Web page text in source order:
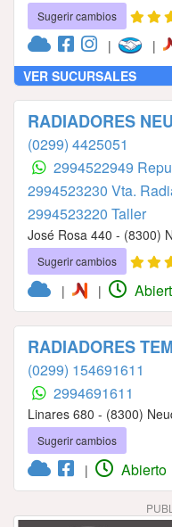
Sugerir cambios
| |
VER SUCURSALES
RADIADORES
(0299) 4425051
2994522949
2994523230 Vta.
2994523220 Taller
José Rosa 440 - (8300)
Sugerir cambios
| |
RADIADORES
(0299) 154691611
2994691611
Linares 680 - (8300)
Sugerir cambios
| Abierto